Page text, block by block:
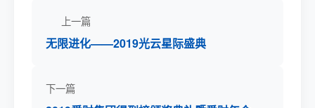
上一篇
无限进化——2019光云星际盛典
下一篇